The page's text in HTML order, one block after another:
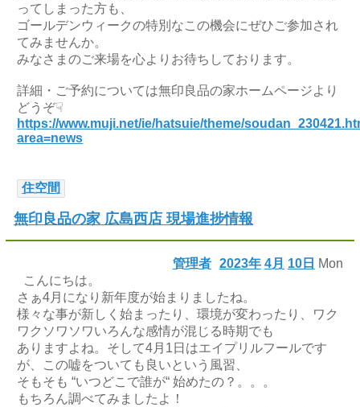
ってしまった方も、
ゴールデンウィークの特別なこの機会にぜひご参加され
てみませんか。
みなさまのご来場を心よりお待ちしております。
詳細・ご予約については無印良品の家ホームページより
どうぞ☟
https://www.muji.net/ie/hatsuie/theme/
area=news
住空間
無印良品の家 広島西店 現場進捗情報
2023年 4月 10日 Mon
管理者
こんにちは。
さぁ4月になり新年度が始まりましたね。
様々な事が新しく始まったり、環境が変わったり、ワク
ワクソワソワいろんな感情が混じる時期でも
ありますよね。そして4月1日はエイプリルフールです
が、この嘘をついても良いという風習、
そもそも “いつどこで誰が“ 始めたの？。。。
もちろん調べてみましたよ！